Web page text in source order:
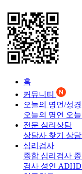
홈
커뮤니티
오늘의 명언/성경
오늘의 명언 오
전문 심리상담
상담사 찾기 상
심리검사
종합 심리검사
검사 성인